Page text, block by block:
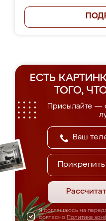
ЕСТЬ
ТОГО,
Присылайте —
Я соглашаюсь на
согласно Политике